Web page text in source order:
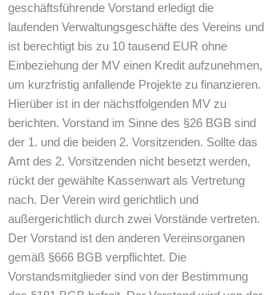
geschäftsführende Vorstand erledigt die
laufenden Verwaltungsgeschäfte des Vereins und
ist berechtigt bis zu 10 tausend EUR ohne
Einbeziehung der MV einen Kredit aufzunehmen,
um kurzfristig anfallende Projekte zu finanzieren.
Hierüber ist in der nächstfolgenden MV zu
berichten. Vorstand im Sinne des §26 BGB sind
der 1. und die beiden 2. Vorsitzenden. Sollte das
Amt des 2. Vorsitzenden nicht besetzt werden,
rückt der gewählte Kassenwart als Vertretung
nach. Der Verein wird gerichtlich und
außergerichtlich durch zwei Vorstände vertreten.
Der Vorstand ist den anderen Vereinsorganen
gemäß §666 BGB verpflichtet. Die
Vorstandsmitglieder sind von der Bestimmung